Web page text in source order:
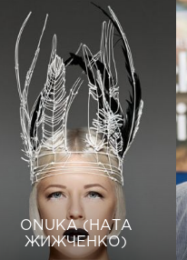
ONUKA (НАТА
ЖИЖЧЕНКО)